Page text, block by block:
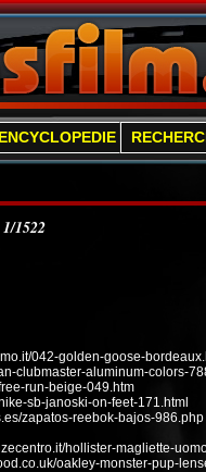
ENCYCLOPEDIE
1522
042-golden-goose-
clubmaster-aluminum-colors-
run-beige-049.htm
sb-janoski-on-feet-171.html
zapatos-reebok-bajos-986.php
hollister-magliette-
oakley-monster-pup-